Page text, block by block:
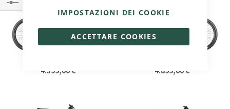
ACCETTARE COOKIES
IMPOSTAZIONI DEI COOKIE
4.599,00 €
4.899,00 €
Naviga
per